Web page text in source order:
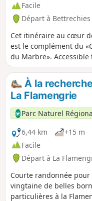
Facile
Départ à
Cet itinéraire au cœur
est le complément du
du Marbre». Accessible
À la
La Flamengrie
Parc Naturel
6,44 km
+15 m
Facile
Départ à La
Courte randonnée
vingtaine de belles
particulières à la